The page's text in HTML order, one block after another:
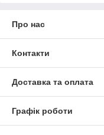
Про нас
Контакти
Доставка та оплата
Графік роботи